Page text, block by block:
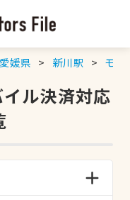
愛媛県 新川駅 モバ
ル決済対応